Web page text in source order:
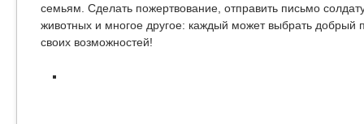
семьям. Сделать пожертвование, отправить письмо
животных и многое другое: каждый может выбрать добрый
своих возможностей!